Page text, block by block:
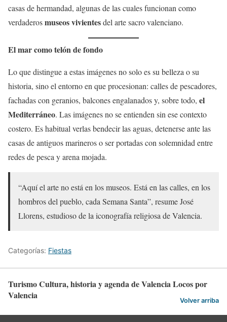
casas de hermandad, algunas de las cuales funcionan como
verdaderosmuseos vivientesdel arte sacro valenciano.
El mar como telón de fondo
Lo que distingue a estas imágenes no solo es su belleza o su
historia, sino el entorno en que procesionan: calles de pescadores,
fachadas con geranios, balcones engalanados y, sobre todo, el
Mediterráneo. Las imágenes no se entienden sin ese contexto
costero. Es habitual verlas bendecir las aguas, detenerse ante las
casas de antiguos marineros o ser portadas con solemnidad entre
redes de pesca y arena mojada.
“Aquí el arte no está en los museos. Está en las calles, en los
hombros del pueblo, cada Semana Santa”, resume José
Llorens, estudioso de la iconografía religiosa de Valencia.
Categorías: Fiestas
Turismo Cultura, historia y agenda de Valencia Locos por
Valencia
Volver arriba